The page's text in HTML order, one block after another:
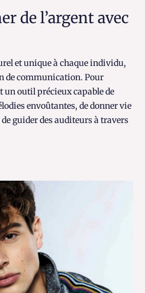
de l’argent avec
et unique à chaque individu,
de communication. Pour
un outil précieux capable de
envoûtantes, de donner vie
guider des auditeurs à travers